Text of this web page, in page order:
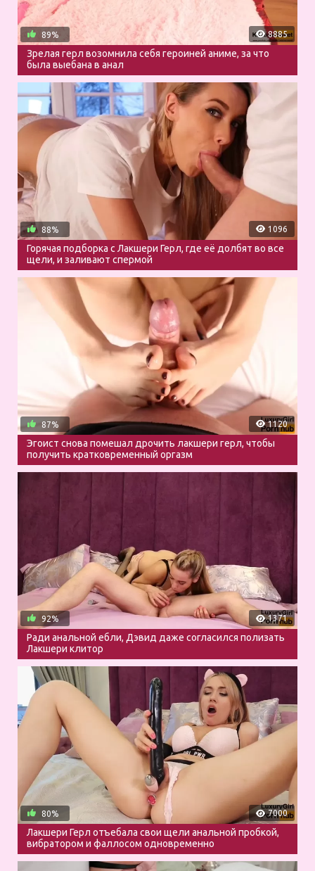
8885
89%
Зрелая герл возомнила себя героиней аниме, за что
была выебана в анал
1096
88%
Горячая подборка с Лакшери Герл, где её долбят во все
щели, и заливают спермой
1120
87%
Эгоист снова помешал дрочить лакшери герл, чтобы
получить кратковременный оргазм
1371
92%
Ради анальной ебли, Дэвид даже согласился полизать
Лакшери клитор
7000
80%
Лакшери Герл отъебала свои щели анальной пробкой,
вибратором и фаллосом одновременно